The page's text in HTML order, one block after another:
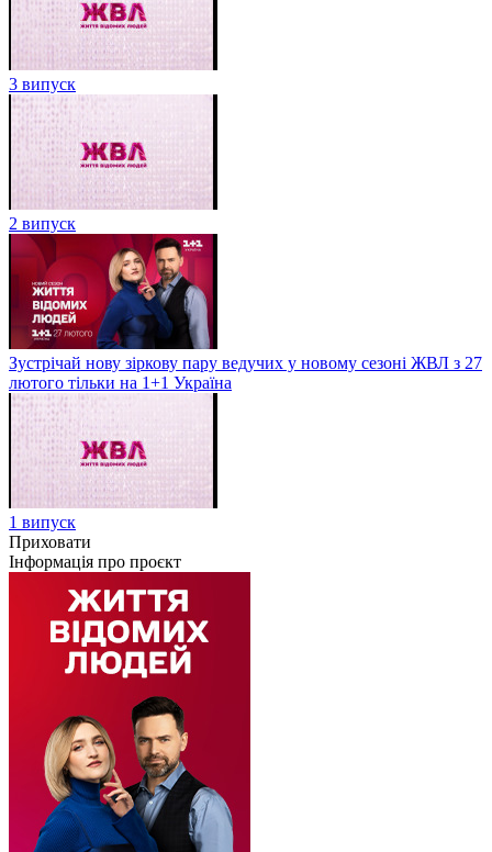
3 випуск
2 випуск
Зустрічай нову зіркову пару ведучих у новому сезоні ЖВЛ з 27
лютого тільки на 1+1 Україна
1 випуск
Приховати
Інформація про проєкт